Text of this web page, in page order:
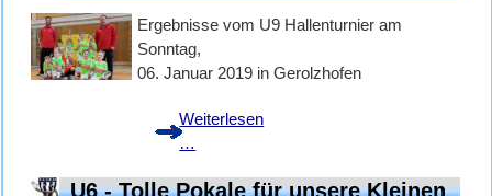
in
Alitzheim
Ergebnisse vom U9 Hallenturnier am
Sonntag,
06. Januar 2019 in Gerolzhofen
Weiterlesen
…
Hallenturnier
U6 - Tolle Pokale für unsere Kleinen